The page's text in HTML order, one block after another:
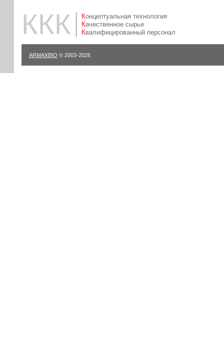
ККК
Концептуальная технология
Качественное сырье
Квалифицированный персонал
ARMAXBIO © 2003-2026